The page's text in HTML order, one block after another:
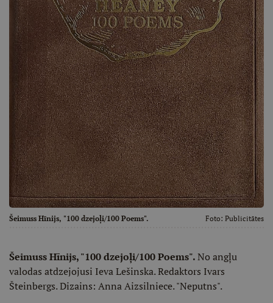
Šeimuss Hīnijs, "100 dzejoļi/100 Poems". Foto: Publicitātes
Šeimuss Hīnijs, "100 dzejoļi/100 Poems".No angļu
valodas atdzejojusi Ieva Lešinska. Redaktors Ivars
Šteinbergs. Dizains: Anna Aizsilniece. "Neputns".